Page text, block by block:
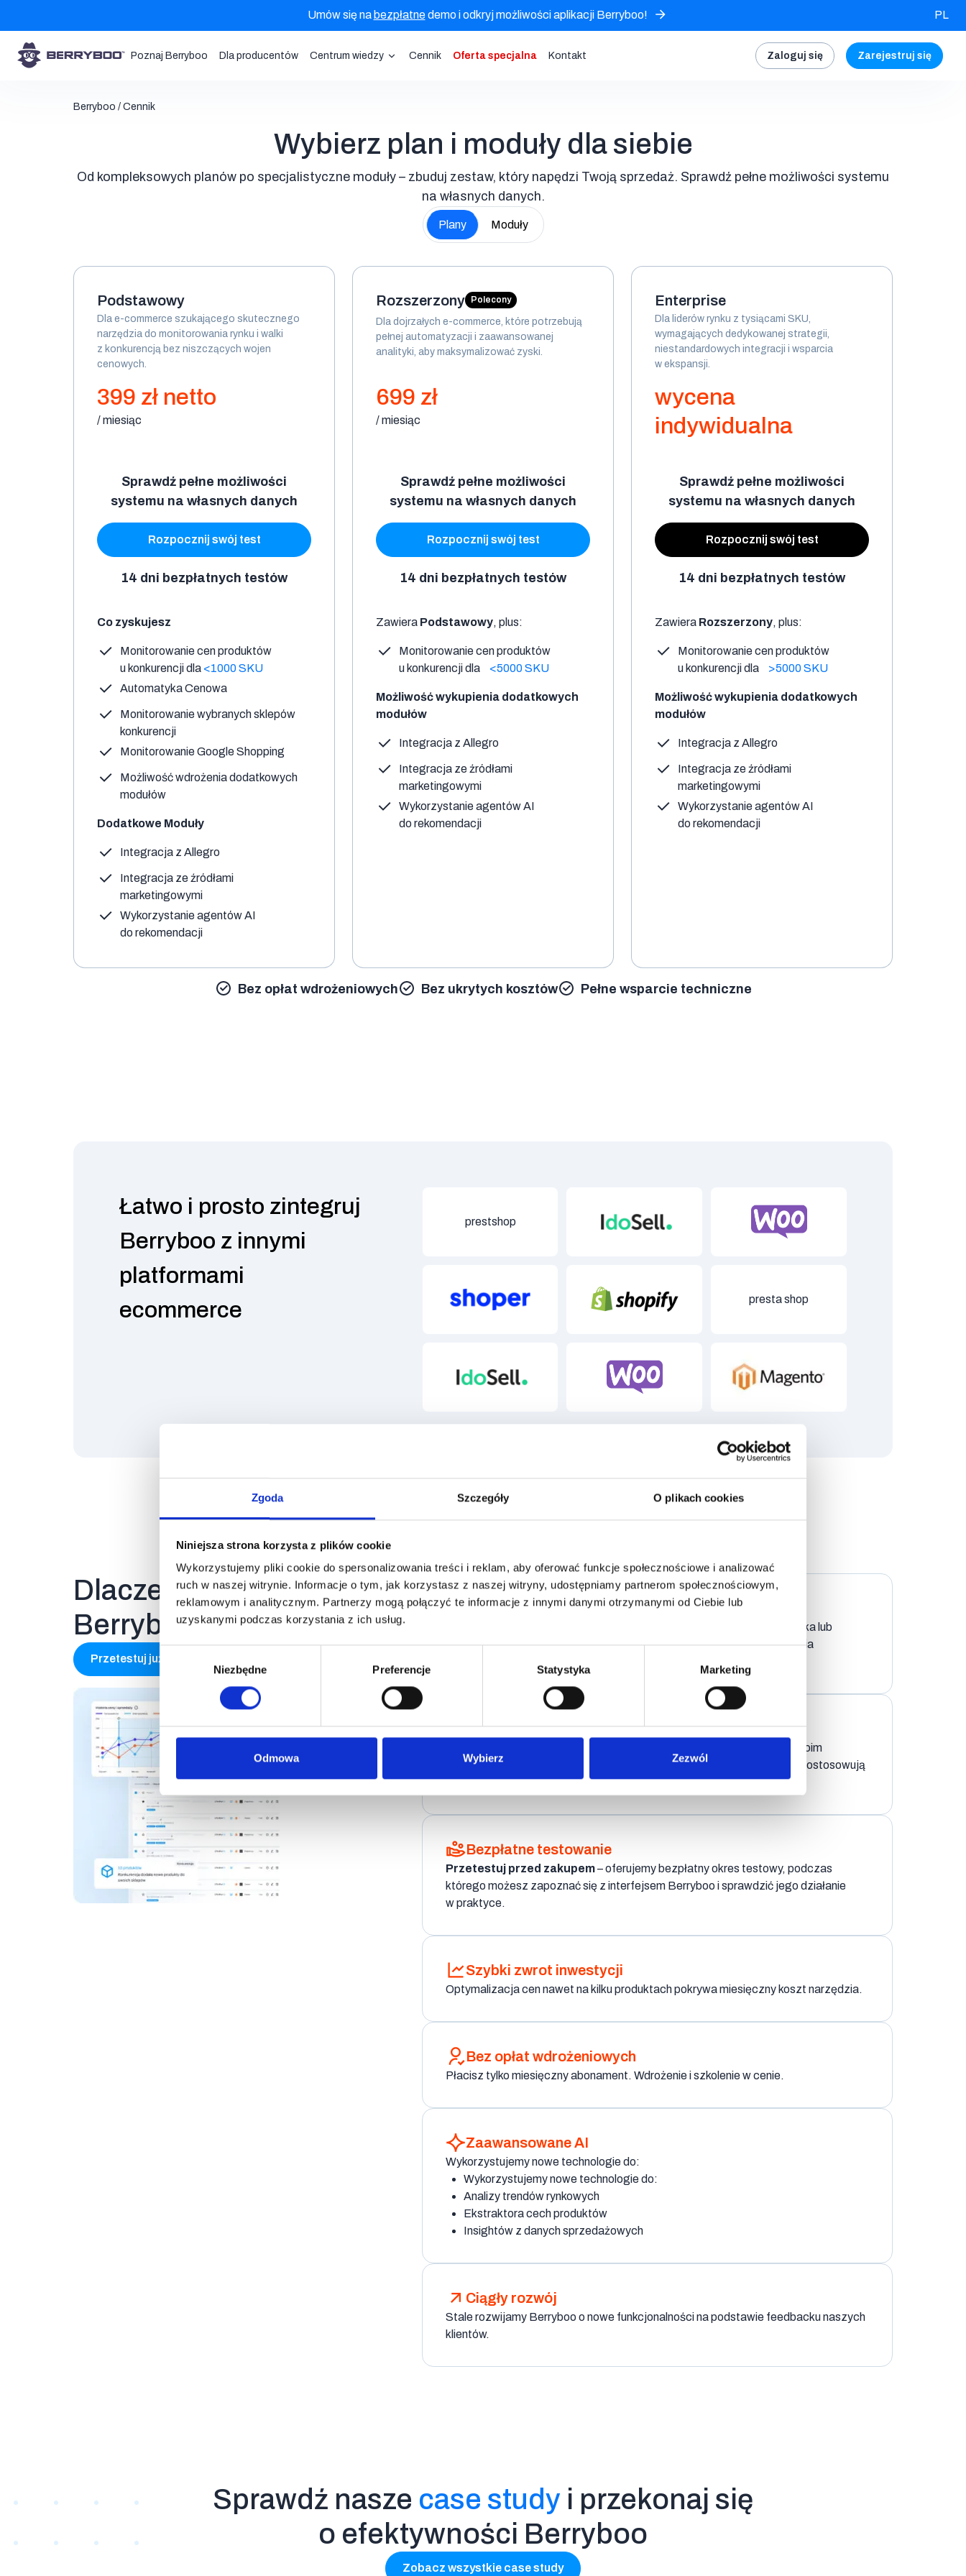
Zgoda Szczegóły O plikach cookies
Niniejsza strona korzysta z plików cookie
Wykorzystujemy pliki cookie do spersonalizowania treści i reklam, aby oferować funkcje społecznościowe i analizować
ruch w naszej witrynie. Informacje o tym, jak korzystasz z naszej witryny, udostępniamy partnerom społecznościowym,
reklamowym i analitycznym. Partnerzy mogą połączyć te informacje z innymi danymi otrzymanymi od Ciebie lub
uzyskanymi podczas korzystania z ich usług.
Niezbędne Preferencje Statystyka Marketing
Odmowa Wybierz Zezwól
Umów się na bezpłatnedemo i odkryj możliwości aplikacji Berryboo! PL
Poznaj Berryboo Dla producentów Centrum wiedzy Cennik Oferta specjalna Kontakt Zaloguj się Zarejestruj się
Berryboo / Cennik
Wybierz plan i moduły dla siebie
Od kompleksowych planów po specjalistyczne moduły – zbuduj zestaw, który napędzi Twoją sprzedaż. Sprawdź pełne możliwości systemu
na własnych danych.
Plany Moduły
Podstawowy
Dla e-commerce szukającego skutecznego
narzędzia do monitorowania rynku i walki
z konkurencją bez niszczących wojen
cenowych.
399 zł netto
/ miesiąc
Sprawdź pełne możliwości
systemu na własnych danych
Rozpocznij swój test
14 dni bezpłatnych testów
Co zyskujesz
Monitorowanie cen produktów
u konkurencji dla <1000 SKU
Automatyka Cenowa
Monitorowanie wybranych sklepów
konkurencji
Monitorowanie Google Shopping
Możliwość wdrożenia dodatkowych
modułów
Dodatkowe Moduły
Integracja z Allegro
Integracja ze źródłami
marketingowymi
Wykorzystanie agentów AI
do rekomendacji
Rozszerzony Polecony
Dla dojrzałych e-commerce, które potrzebują
pełnej automatyzacji i zaawansowanej
analityki, aby maksymalizować zyski.
699 zł
/ miesiąc
Sprawdź pełne możliwości
systemu na własnych danych
Rozpocznij swój test
14 dni bezpłatnych testów
Zawiera Podstawowy, plus:
Monitorowanie cen produktów
u konkurencji dla <5000 SKU
Możliwość wykupienia dodatkowych
modułów
Integracja z Allegro
Integracja ze źródłami
marketingowymi
Wykorzystanie agentów AI
do rekomendacji
Enterprise
Dla liderów rynku z tysiącami SKU,
wymagających dedykowanej strategii,
niestandardowych integracji i wsparcia
w ekspansji.
wycena
indywidualna
Sprawdź pełne możliwości
systemu na własnych danych
Rozpocznij swój test
14 dni bezpłatnych testów
Zawiera Rozszerzony, plus:
Monitorowanie cen produktów
u konkurencji dla >5000 SKU
Możliwość wykupienia dodatkowych
modułów
Integracja z Allegro
Integracja ze źródłami
marketingowymi
Wykorzystanie agentów AI
do rekomendacji
Bez opłat wdrożeniowych Bez ukrytych kosztów Pełne wsparcie techniczne
Łatwo i prosto zintegruj
Berryboo z innymi
platformami
ecommerce
prestshop
IdoSell Woo
shoper shopify
presta shop
IdoSell woo magento
Dlaczego warto wybrać
Berryboo?
Przetestuj już dziś
Przystępna cena
– to ułamek kosztów zatrudnienia analityka lub
wyspecjalizowanej firmy analitycznej. Oferujemy elastyczne rozwiązania
Dla każdego e-commerce
– nasze narzędzie skaluje się wraz z Twoim
biznesem. Koszty wynikają z realnych potrzeb Twojego e-commerce i dostosowują
się do skali działań.
Bezpłatne testowanie
Przetestuj przed zakupem– oferujemy bezpłatny okres testowy, podczas
którego możesz zapoznać się z interfejsem Berryboo i sprawdzić jego działanie
w praktyce.
Szybki zwrot inwestycji
Optymalizacja cen nawet na kilku produktach pokrywa miesięczny koszt narzędzia.
Bez opłat wdrożeniowych
Płacisz tylko miesięczny abonament. Wdrożenie i szkolenie w cenie.
Zaawansowane AI
Wykorzystujemy nowe technologie do:
Wykorzystujemy nowe technologie do:
Analizy trendów rynkowych
Ekstraktora cech produktów
Insightów z danych sprzedażowych
Ciągły rozwój
Stale rozwijamy Berryboo o nowe funkcjonalności na podstawie feedbacku naszych
klientów.
Sprawdź nasze case study i przekonaj się
o efektywności Berryboo
Zobacz wszystkie case study